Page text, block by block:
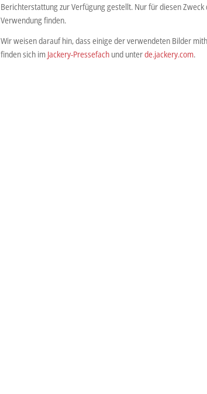
Berichterstattung zur Verfügung gestellt. Nur für diesen
Verwendung finden.
Wir weisen darauf hin, dass einige der verwendeten Bilder
finden sich im Jackery-Pressefach und unterde.jackery.com.